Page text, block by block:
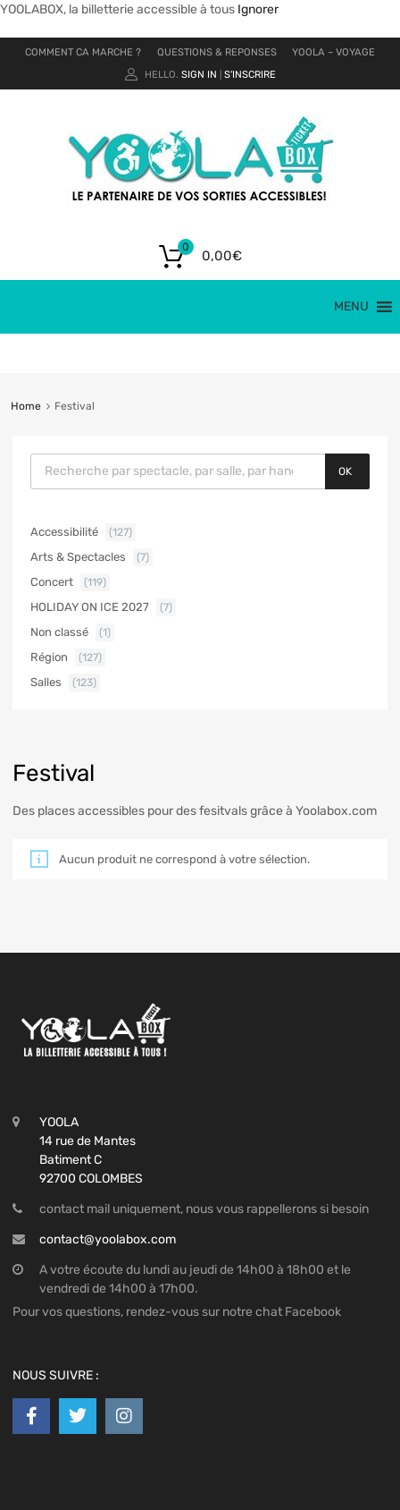
YOOLABOX, la billetterie accessible à tous Ignorer
COMMENT CA MARCHE ? QUESTIONS & REPONSES
YOOLA – VOYAGE
HELLO. SIGN IN S'INSCRIRE
0,00€
0
MENU
Home Festival
Festival
Des places accessibles pour des fesitvals grâce à Yoolabox.com
Aucun produit ne correspond à votre sélection.
OK
Accessibilité (127)
Arts & Spectacles (7)
Concert (119)
HOLIDAY ON ICE 2027 (7)
Non classé (1)
Région (127)
Salles (123)
YOOLA
14 rue de Mantes
Batiment C
92700 COLOMBES
contact mail uniquement, nous vous rappellerons si besoin
contact@yoolabox.com
A votre écoute du lundi au jeudi de 14h00 à 18h00 et le
vendredi de 14h00 à 17h00.
Pour vos questions, rendez-vous sur notre chat Facebook
NOUS SUIVRE :